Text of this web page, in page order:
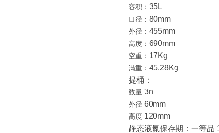
容积： 35L
口径： 80mm
外径： 455mm
高度： 690mm
空重： 17Kg
满重： 45.28Kg
提桶：
数量 3n
外径 60mm
高度 120mm
静态液氮保存期：一等品